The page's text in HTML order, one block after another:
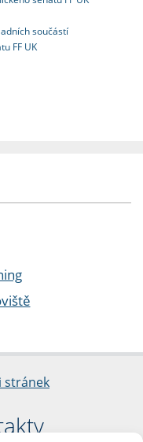
součástí
FF UK
stránek